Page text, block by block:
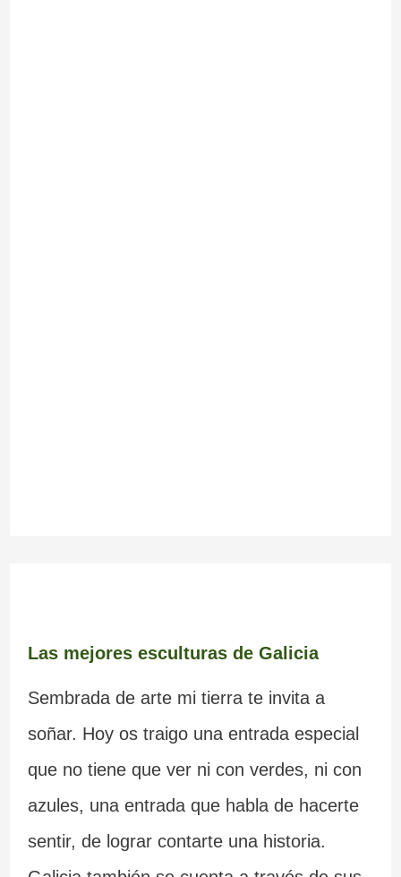
Las mejores esculturas de Galicia
Sembrada de arte mi tierra te invita a
soñar. Hoy os traigo una entrada especial
que no tiene que ver ni con verdes, ni con
azules, una entrada que habla de hacerte
sentir, de lograr contarte una historia.